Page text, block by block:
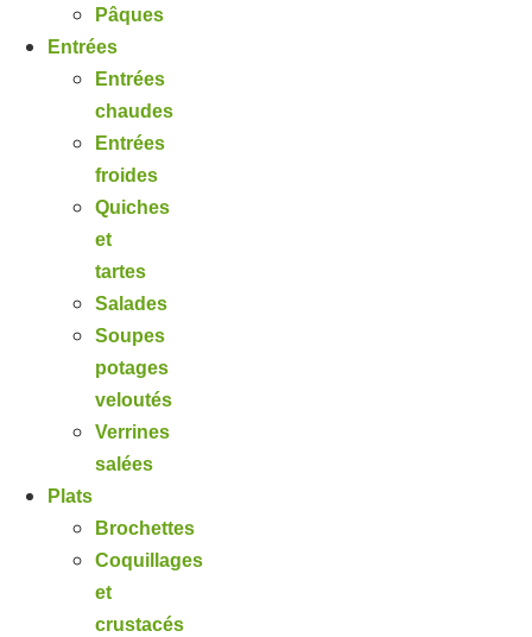
Pâques
Entrées
Entrées
chaudes
Entrées
froides
Quiches
et
tartes
Salades
Soupes
potages
veloutés
Verrines
salées
Plats
Brochettes
Coquillages
et
crustacés